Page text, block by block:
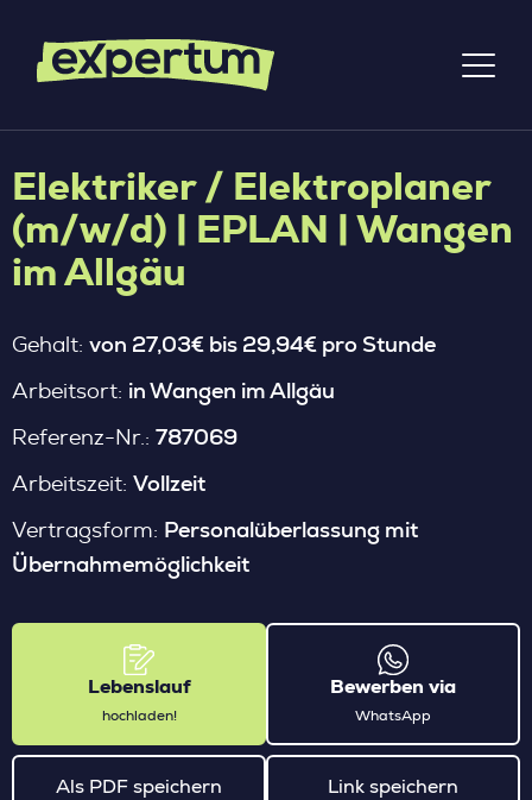
Elektriker / Elektroplaner
(m/w/d) | EPLAN | Wangen
im Allgäu
Gehalt: von 27,03€ bis 29,94€ pro Stunde
Arbeitsort: in Wangen im Allgäu
Referenz-Nr.: 787069
Arbeitszeit: Vollzeit
Vertragsform: Personalüberlassung mit
Übernahmemöglichkeit
Lebenslauf
hochladen!
Bewerben via
WhatsApp
Als PDF speichern Link speichern